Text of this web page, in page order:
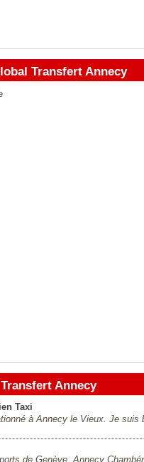
Transfert Annecy
Annecy
Taxi
à Annecy le Vieux. Je
de Genève, Annecy